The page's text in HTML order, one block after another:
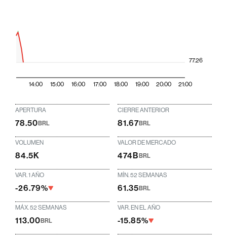
14:00 15:00 16:00 17:00 18:00 19:00 20:00 21:00
77.26
APERTURA
78.50BRL
CIERRE ANTERIOR
81.67BRL
VOLUMEN
84.5K
VALOR DE MERCADO
474BBRL
VAR. 1 AÑO
-26.79%
MÍN. 52 SEMANAS
61.35BRL
MÁX. 52 SEMANAS
113.00BRL
VAR. EN EL AÑO
-15.85%